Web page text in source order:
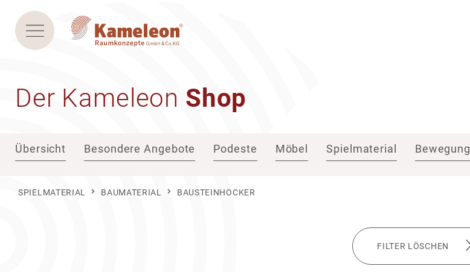
Der Kame­leon Shop
Übersicht Besondere Angebote Podeste Möbel Spielmaterial Bewegung
SPIELMATERIAL BAUMATERIAL BAUSTEINHOCKER
FILTER LÖSCHEN